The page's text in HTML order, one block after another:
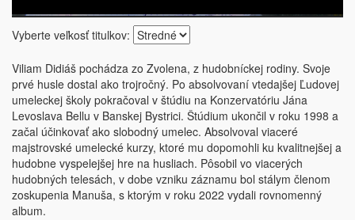
Vyberte veľkosť titulkov:
Viliam Didiáš pochádza zo Zvolena, z hudobníckej rodiny. Svoje
prvé husle dostal ako trojročný. Po absolvovaní vtedajšej Ľudovej
umeleckej školy pokračoval v štúdiu na Konzervatóriu Jána
Levoslava Bellu v Banskej Bystrici. Štúdium ukončil v roku 1998 a
začal účinkovať ako slobodný umelec. Absolvoval viaceré
majstrovské umelecké kurzy, ktoré mu dopomohli ku kvalitnejšej a
hudobne vyspelejšej hre na husliach. Pôsobil vo viacerých
hudobných telesách, v dobe vzniku záznamu bol stálym členom
zoskupenia Manuša, s ktorým v roku 2022 vydali rovnomenný
album.